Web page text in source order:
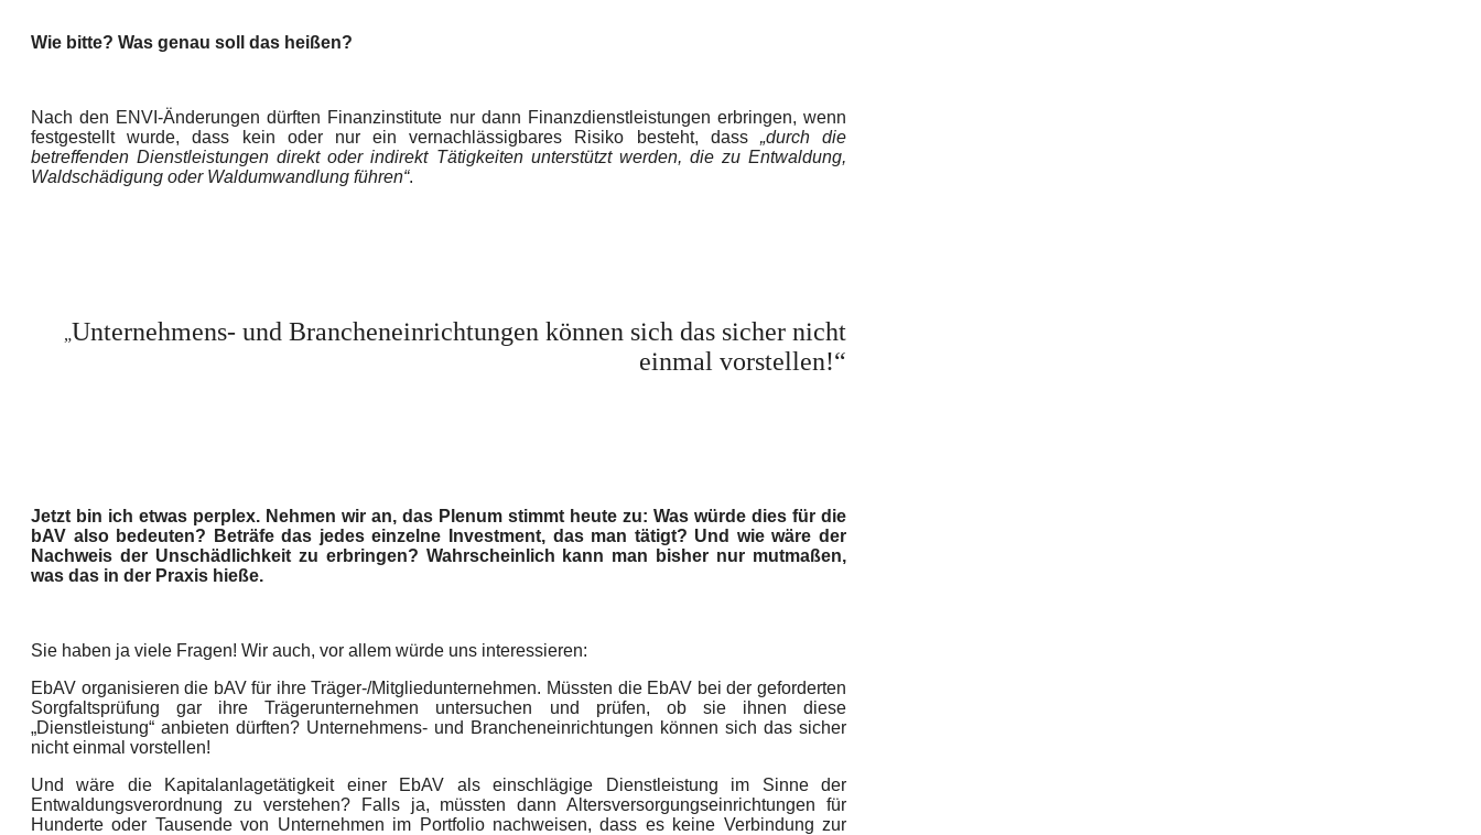
Wie bitte? Was genau soll das heißen?
Nach den ENVI-Änderungen dürften Finanzinstitute nur dann Finanzdienstleistungen erbringen, wenn
festgestellt wurde, dass kein oder nur ein vernachlässigbares Risiko besteht, dass „durch die
betreffenden Dienstleistungen direkt oder indirekt Tätigkeiten unterstützt werden, die zu Entwaldung,
Waldschädigung oder Waldumwandlung führen“.
„Unternehmens- und Brancheneinrichtungen können sich das sicher nicht
einmal vorstellen!“
Jetzt bin ich etwas perplex. Nehmen wir an, das Plenum stimmt heute zu: Was würde dies für die
bAV also bedeuten? Beträfe das jedes einzelne Investment, das man tätigt? Und wie wäre der
Nachweis der Unschädlichkeit zu erbringen? Wahrscheinlich kann man bisher nur mutmaßen,
was das in der Praxis hieße.
Sie haben ja viele Fragen! Wir auch, vor allem würde uns interessieren:
EbAV organisieren die bAV für ihre Träger-/Mitgliedunternehmen. Müssten die EbAV bei der geforderten
Sorgfaltsprüfung gar ihre Trägerunternehmen untersuchen und prüfen, ob sie ihnen diese
„Dienstleistung“ anbieten dürften? Unternehmens- und Brancheneinrichtungen können sich das sicher
nicht einmal vorstellen!
Und wäre die Kapitalanlagetätigkeit einer EbAV als einschlägige Dienstleistung im Sinne der
Entwaldungsverordnung zu verstehen? Falls ja, müssten dann Altersversorgungseinrichtungen für
Hunderte oder Tausende von Unternehmen im Portfolio nachweisen, dass es keine Verbindung zur